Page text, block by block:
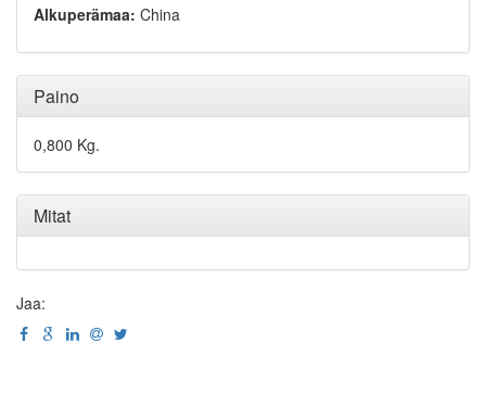
Alkuperämaa: China
Paino
0,800 Kg.
Mitat
Jaa: